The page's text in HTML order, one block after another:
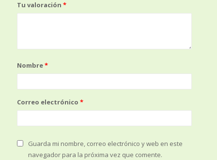
Tu valoración *
Nombre*
Correo electrónico *
Guarda mi nombre, correo electrónico y web en este
navegador para la próxima vez que comente.